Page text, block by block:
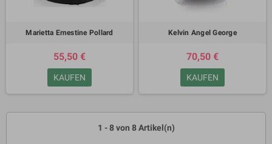
Marietta Ernestine Pollard
55,50 €
KAUFEN
Kelvin Angel George
70,50 €
KAUFEN
1 - 8 von 8 Artikel(n)